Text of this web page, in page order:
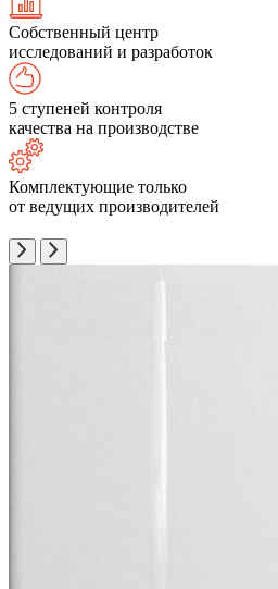
Собственный центр
исследований и разработок
5 ступеней контроля
качества на производстве
Комплектующие только
от ведущих производителей